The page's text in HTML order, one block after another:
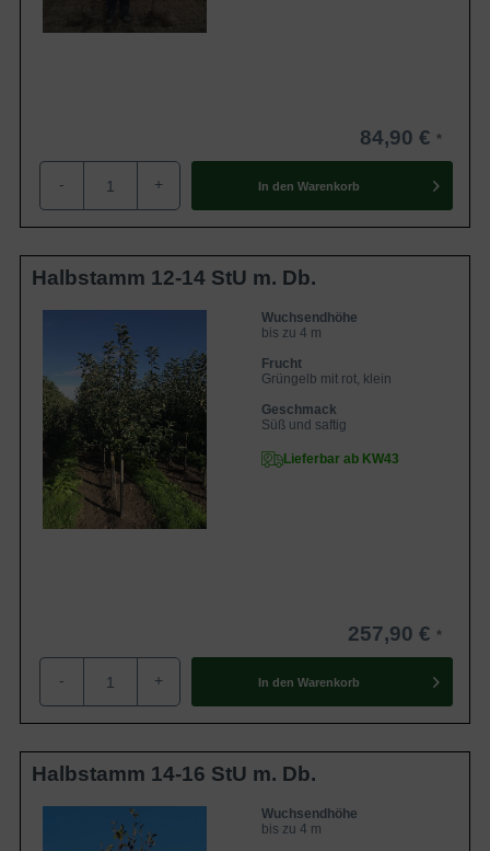
84,90 €
- + In den Warenkorb
Halbstamm 12-14 StU m. Db.
Wuchsendhöhe
bis zu 4 m
Frucht
Grüngelb mit rot, klein
Geschmack
Süß und saftig
Lieferbar ab KW43
257,90 €
- + In den Warenkorb
Halbstamm 14-16 StU m. Db.
Wuchsendhöhe
bis zu 4 m